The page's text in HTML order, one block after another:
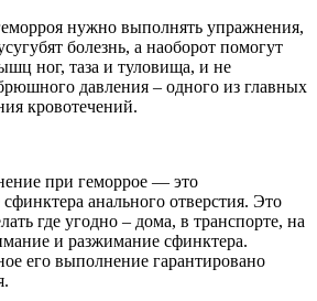
нужно выполнять упражнения,
болезнь, а наоборот помогут
ног, таза и туловища, и не
давления – одного из главных
кровотечений.
при геморрое — это
анального отверстия. Это
где угодно – дома, в транспорте, на
и разжимание сфинктера.
его выполнение гарантировано